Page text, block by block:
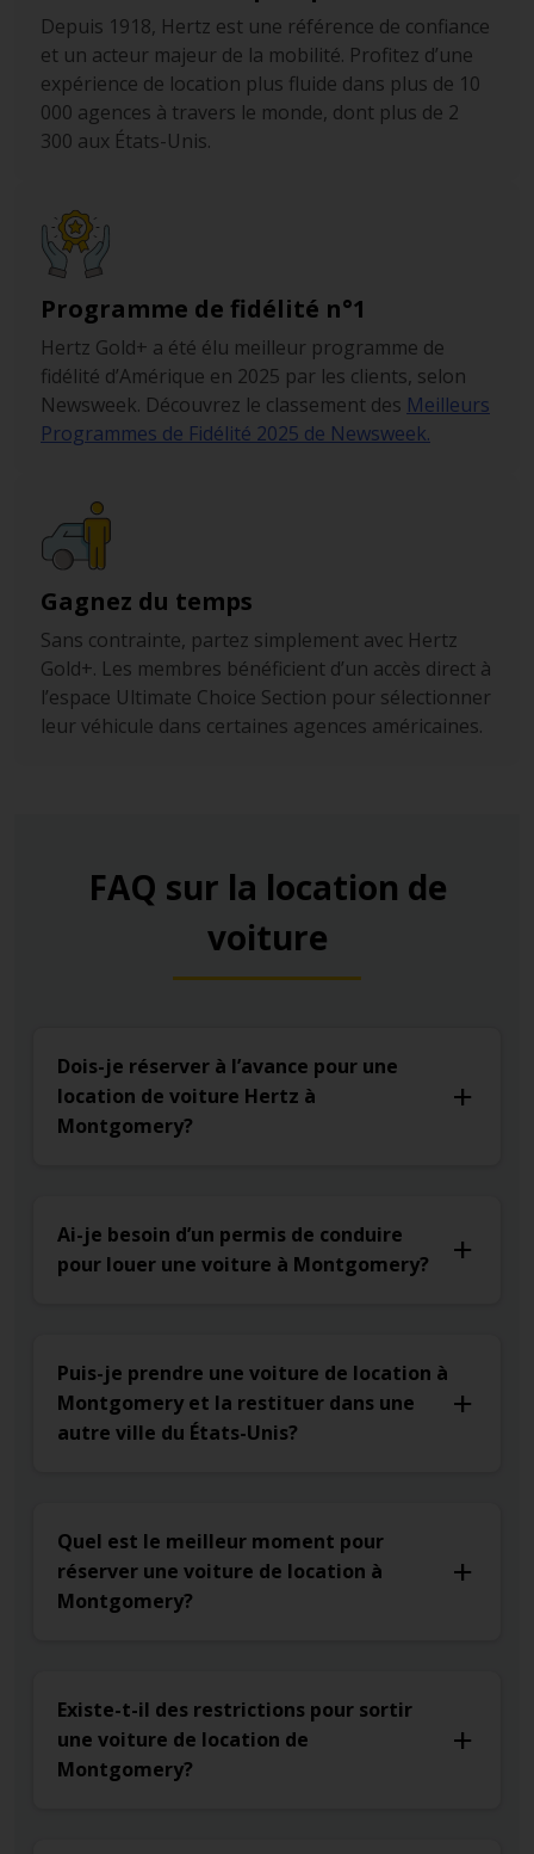
Depuis 1918, Hertz est une référence de confiance
et un acteur majeur de la mobilité. Profitez d’une
expérience de location plus fluide dans plus de 10
000 agences à travers le monde, dont plus de 2
300 aux États-Unis.
Programme de fidélité n°1
Hertz Gold+ a été élu meilleur programme de
fidélité d’Amérique en 2025 par les clients, selon
Newsweek. Découvrez le classement des Meilleurs
Programmes de Fidélité 2025 de Newsweek.
Gagnez du temps
Sans contrainte, partez simplement avec Hertz
Gold+. Les membres bénéficient d’un accès direct à
l’espace Ultimate Choice Section pour sélectionner
leur véhicule dans certaines agences américaines.
FAQ sur la location de
voiture
Dois-je réserver à l’avance pour une
location de voiture Hertz à
Montgomery?
Ai-je besoin d’un permis de conduire
pour louer une voiture à Montgomery?
Puis-je prendre une voiture de location à
Montgomery et la restituer dans une
autre ville du États-Unis?
Quel est le meilleur moment pour
réserver une voiture de location à
Montgomery?
Existe-t-il des restrictions pour sortir
une voiture de location de
Montgomery?